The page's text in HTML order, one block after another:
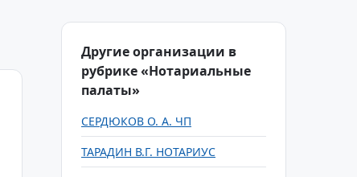
Другие организации в
рубрике «Нотариальные
палаты»
СЕРДЮКОВ О. А. ЧП
ТАРАДИН В.Г. НОТАРИУС